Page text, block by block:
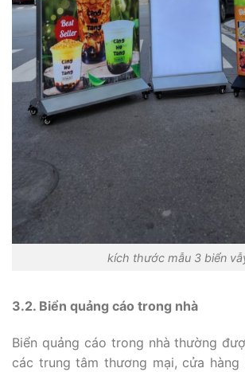
kích thước mẫu 3 biển
3.2. Biển quảng cáo trong nhà
Biển quảng cáo trong nhà thường
các trung tâm thương mại, cửa hàng